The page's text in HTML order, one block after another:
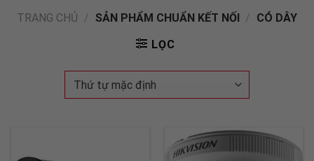
TRANG CHỦ / SẢN PHẨM CHUẨN KẾT NỐI / CÓ DÂY
LỌC